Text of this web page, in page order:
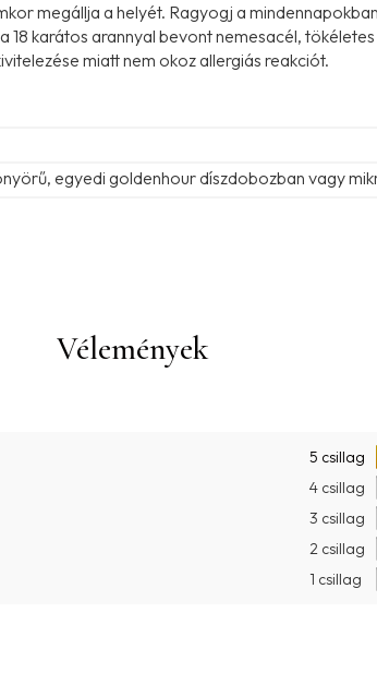
megállja a helyét. Ragyogj a
karátos arannyal bevont nemesacél,
miatt nem okoz allergiás reakciót.
egyedi goldenhour díszdobozban vagy
Vélemények
5 csillag
4 csillag
3 csillag
2 csillag
1 csillag